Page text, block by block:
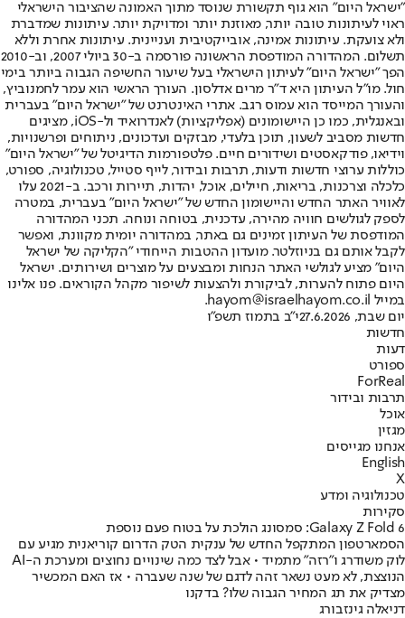
"ישראל היום" הוא גוף תקשורת שנוסד מתוך האמונה שהציבור הישראלי
ראוי לעיתונות טובה יותר, מאוזנת יותר ומדויקת יותר. עיתונות שמדברת
ולא צועקת. עיתונות אמינה, אובייקטיבית ועניינית. עיתונות אחרת וללא
תשלום. המהדורה המודפסת הראשונה פורסמה ב-30 ביולי 2007, וב-2010
הפך "ישראל היום" לעיתון הישראלי בעל שיעור החשיפה הגבוה ביותר בימי
חול. מו"ל העיתון היא ד"ר מרים אדלסון. העורך הראשי הוא עמר לחמנוביץ,
והעורך המייסד הוא עמוס רגב. אתרי האינטרנט של "ישראל היום" בעברית
ובאנגלית, כמו כן היישומונים (אפליקציות) לאנדרואיד ול-iOS, מציגים
חדשות מסביב לשעון, תוכן בלעדי, מבזקים ועדכונים, ניתוחים ופרשנויות,
וידיאו, פודקאסטים ושידורים חיים. פלטפורמות הדיגיטל של "ישראל היום"
כוללות ערוצי חדשות ודעות, תרבות ובידור, לייף סטייל, טכנולוגיה, ספורט,
כלכלה וצרכנות, בריאות, חיילים, אוכל, יהדות, תיירות ורכב. ב-2021 עלו
לאוויר האתר החדש והיישומון החדש של "ישראל היום" בעברית, במטרה
לספק לגולשים חוויה מהירה, עדכנית, בטוחה ונוחה. תכני המהדורה
המודפסת של העיתון זמינים גם באתר, במהדורה יומית מקוונת, ואפשר
לקבל אותם גם בניוזלטר. מועדון ההטבות הייחודי "הקליקה של ישראל
היום" מציע לגולשי האתר הנחות ומבצעים על מוצרים ושירותים. ישראל
היום פתוח להערות, לביקורת ולהצעות לשיפור מקהל הקוראים. פנו אלינו
במייל hayom@israelhayom.co.il.
יום שבת, 27.6.2026
י"ב בתמוז תשפ"ו
חדשות
דעות
ספורט
ForReal
תרבות ובידור
אוכל
מגזין
אנחנו מגייסים
English
X
טכנולוגיה ומדע
סקירות
Galaxy Z Fold 6: סמסונג הולכת על בטוח פעם נוספת
הסמארטפון המתקפל החדש של ענקית הטק הדרום קוריאנית מגיע עם
לוק משודרג ו"רזה" מתמיד • אבל לצד כמה שינויים נחוצים ומערכת ה-AI
הנוצצת, לא מעט נשאר זהה לדגם של שנה שעברה • אז האם המכשיר
מצדיק את תג המחיר הגבוה שלו? בדקנו
דניאלה גינזבורג